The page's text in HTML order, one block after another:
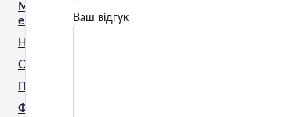
Монохроматичний
ексимерний пристрій
Неодимовий лазер
Олександритовий лазер
Пікосекундний лазер
Фракційний лазер
Ваш відгук